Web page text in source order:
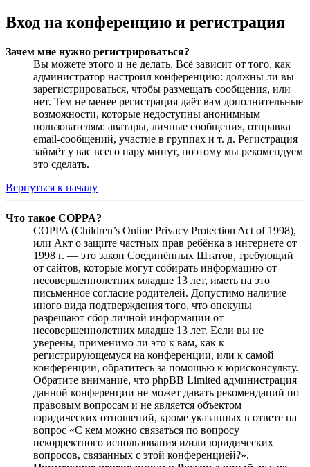
Вход на конференцию и регистрация
Зачем мне нужно регистрироваться?
Вы можете этого и не делать. Всё зависит от того, как
администратор настроил конференцию: должны ли вы
зарегистрироваться, чтобы размещать сообщения, или
нет. Тем не менее регистрация даёт вам дополнительные
возможности, которые недоступны анонимным
пользователям: аватары, личные сообщения, отправка
email-сообщений, участие в группах и т. д. Регистрация
займёт у вас всего пару минут, поэтому мы рекомендуем
это сделать.
Вернуться к началу
Что такое COPPA?
COPPA (Children’s Online Privacy Protection Act of 1998),
или Акт о защите частных прав ребёнка в интернете от
1998 г. — это закон Соединённых Штатов, требующий
от сайтов, которые могут собирать информацию от
несовершеннолетних младше 13 лет, иметь на это
письменное согласие родителей. Допустимо наличие
иного вида подтверждения того, что опекуны
разрешают сбор личной информации от
несовершеннолетних младше 13 лет. Если вы не
уверены, применимо ли это к вам, как к
регистрирующемуся на конференции, или к самой
конференции, обратитесь за помощью к юрисконсульту.
Обратите внимание, что phpBB Limited администрация
данной конференции не может давать рекомендаций по
правовым вопросам и не является объектом
юридических отношений, кроме указанных в ответе на
вопрос «С кем можно связаться по вопросу
некорректного использования и/или юридических
вопросов, связанных с этой конференцией?».